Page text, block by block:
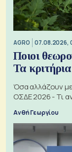
AGRO 07.08.2026,
Ποιοι
Τα κριτήρια
Όσα αλλάζουν
ΟΣΔΕ 2026 - Τι
Ανθή Γεωργίου